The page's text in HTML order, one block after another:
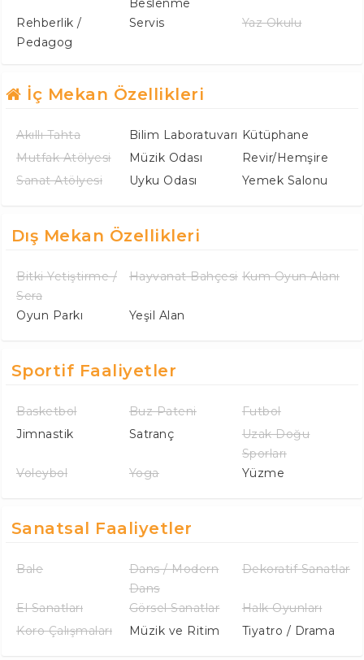
Beslenme
Rehberlik /
Pedagog
Servis Yaz Okulu
İç Mekan Özellikleri
Akıllı Tahta Bilim Laboratuvarı Kütüphane
Mutfak Atölyesi
Müzik Odası
Revir/Hemşire
Sanat Atölyesi
Uyku Odası Yemek Salonu
Dış Mekan Özellikleri
Bitki Yetiştirme /
Sera
Hayvanat Bahçesi Kum Oyun Alanı
Oyun Parkı Yeşil Alan
Sportif Faaliyetler
Basketbol Buz Pateni
Futbol
Jimnastik
Satranç
Uzak Doğu
Sporları
Voleybol
Yoga Yüzme
Sanatsal Faaliyetler
Bale
Dans / Modern
Dans
Dekoratif Sanatlar
El Sanatları Görsel Sanatlar
Halk Oyunları
Koro Çalışmaları
Müzik ve Ritim Tiyatro / Drama